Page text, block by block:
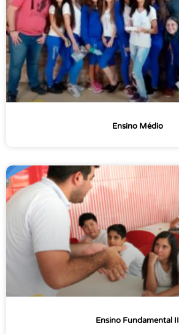
Ensino Médio
Ensino Fundamental II